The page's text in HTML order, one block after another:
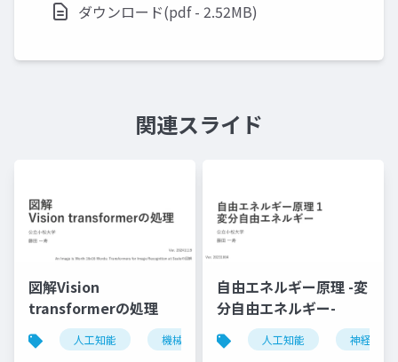
ダウンロード(pdf - 2.52MB)
関連スライド
図解Vision
transformerの処理
人工知能 機械学習 ニューラルネットワーク
自由エネルギー原理 -変
分自由エネルギー-
人工知能 神経科学